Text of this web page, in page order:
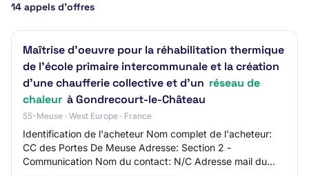
14 appels d’offres
Maîtrise d'oeuvre pour la réhabilitation thermique
de l'école primaire intercommunale et la création
d'une chaufferie collective et d'un réseau de
chaleur à Gondrecourt-le-Château
55-Meuse · West Europe · France
Identification de l'acheteur Nom complet de l'acheteur:
CC des Portes De Meuse Adresse: Section 2 -
Communication Nom du contact: N/C Adresse mail du